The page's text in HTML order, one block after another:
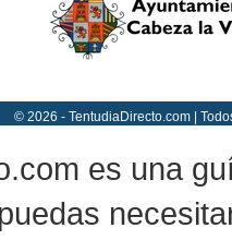
© 2026 - TentudiaDirecto.com |
es una